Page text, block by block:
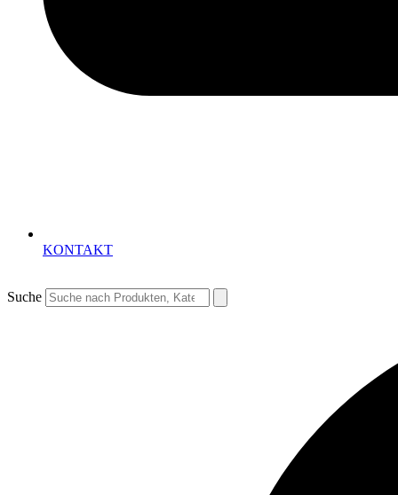
KONTAKT
Suche